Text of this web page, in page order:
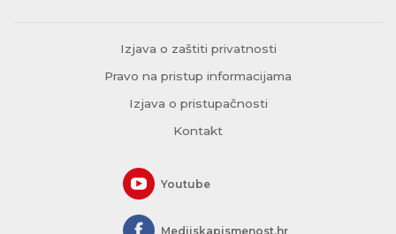
Izjava o zaštiti privatnosti
Pravo na pristup informacijama
Izjava o pristupačnosti
Kontakt
Youtube
Medijskapismenost.hr